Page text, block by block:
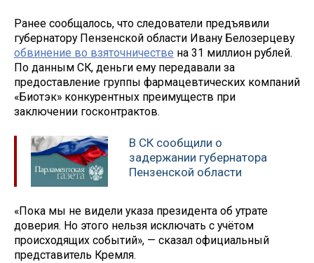
Ранее сообщалось, что следователи предъявили
губернатору Пензенской области Ивану Белозерцеву
обвинение во взяточничестве на 31 миллион рублей.
По данным СК, деньги ему передавали за
предоставление группы фармацевтических компаний
«Биотэк» конкурентных преимуществ при
заключении госконтрактов.
В СК сообщили о
задержании губернатора
Пензенской области
«Пока мы не видели указа президента об утрате
доверия. Но этого нельзя исключать с учётом
происходящих событий», — сказал официальный
представитель Кремля.